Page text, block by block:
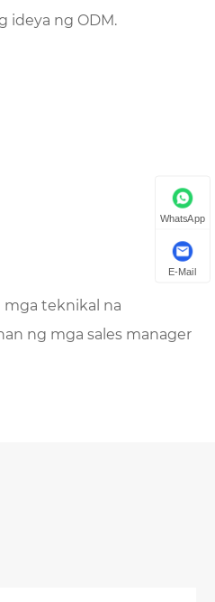
ideya ng ODM.
mga teknikal na
ng mga sales manager
WhatsApp
E-Mail